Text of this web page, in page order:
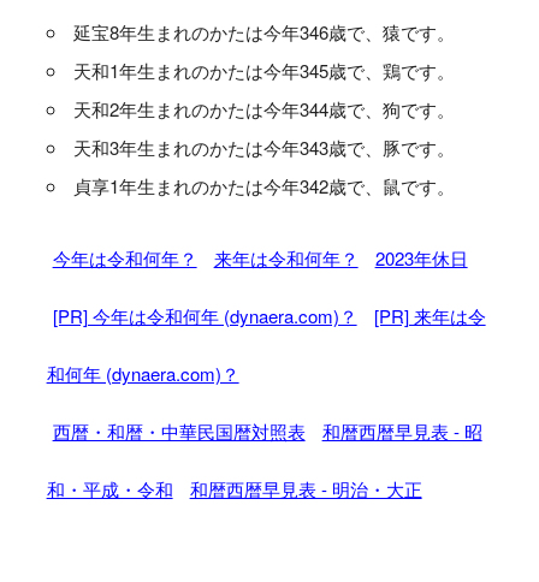
延宝8年生まれのかたは今年346歳で、猿です。
天和1年生まれのかたは今年345歳で、鶏です。
天和2年生まれのかたは今年344歳で、狗です。
天和3年生まれのかたは今年343歳で、豚です。
貞享1年生まれのかたは今年342歳で、鼠です。
今年は令和何年？ 来年は令和何年？ 2023年休日
[PR] 今年は令和何年 (dynaera.com)？ [PR] 来年は令
和何年 (dynaera.com)？
西暦・和暦・中華民国暦対照表 和暦西暦早見表 - 昭
和・平成・令和 和暦西暦早見表 - 明治・大正